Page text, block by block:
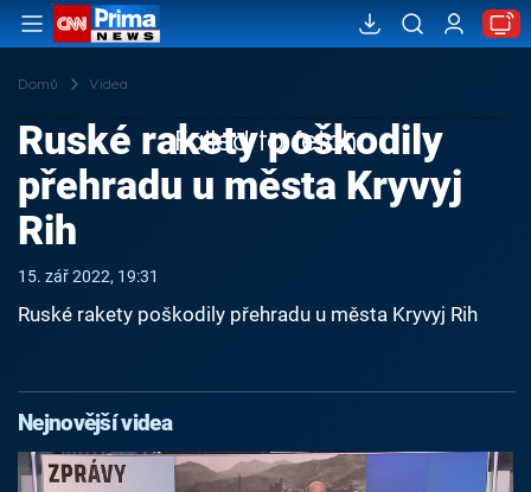
Domů Videa
Failed to fetch
Ruské rakety poškodily
přehradu u města Kryvyj
Rih
15. zář 2022, 19:31
Ruské rakety poškodily přehradu u města Kryvyj Rih
Nejnovější videa